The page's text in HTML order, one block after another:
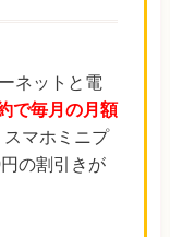
ネットと電
で毎月の月額
スマホミニプ
の割引きが